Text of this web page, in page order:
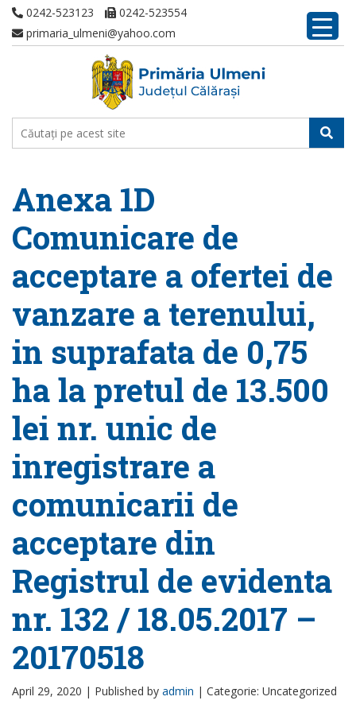
0242-523123
0242-523554
primaria_ulmeni@yahoo.com
Anexa 1D
Comunicare de
acceptare a ofertei de
vanzare a terenului,
in suprafata de 0,75
ha la pretul de 13.500
lei nr. unic de
inregistrare a
comunicarii de
acceptare din
Registrul de evidenta
nr. 132 / 18.05.2017 –
20170518
April 29, 2020 | Published by admin | Categorie: Uncategorized